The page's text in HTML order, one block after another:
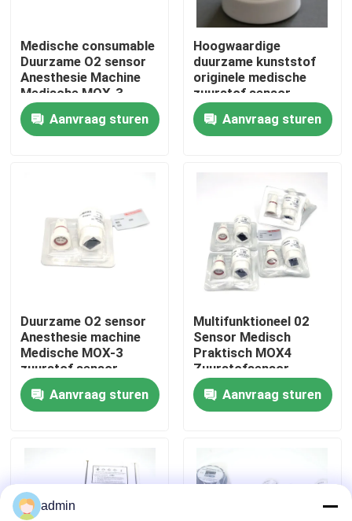
Thuis
Producten
Fabrieksreis
Kwaliteitscontrole
Contacteer ons
Vraag een offerte aan
Spo2-sensorkabel
Beschikbare SPO2-Sensor
Opnieuw te gebruiken spO2-sensor
Medische consumable
Duurzame O2 sensor
Anesthesie Machine
Medische MOX-3
zuurstof sensor
Aanvraag sturen
Hoogwaardige
duurzame kunststof
originele medische
zuurstof sensor
R125P03-002 MAX-
250EAanvraag sturen
Duurzame O2 sensor
Anesthesie machine
Medische MOX-3
zuurstof sensor
Aanvraag sturen
Multifunktioneel 02
Sensor Medisch
Praktisch MOX4
Zuurstofsensor
Aanvraag sturen
admin